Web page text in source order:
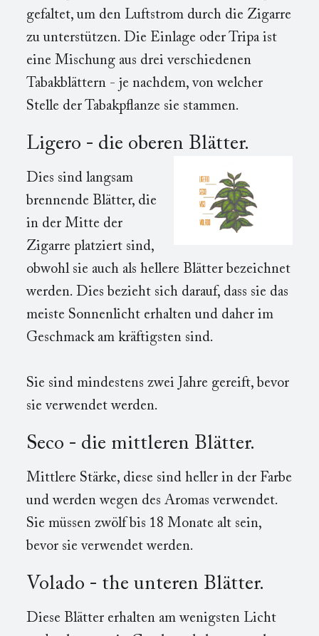
gefaltet, um den Luftstrom durch die Zigarre
zu unterstützen. Die Einlage oder Tripa ist
eine Mischung aus drei verschiedenen
Tabakblättern - je nachdem, von welcher
Stelle der Tabakpflanze sie stammen.
Ligero - die oberen Blätter.
Dies sind langsam
brennende Blätter, die
in der Mitte der
Zigarre platziert sind,
obwohl sie auch als hellere Blätter bezeichnet
werden. Dies bezieht sich darauf, dass sie das
meiste Sonnenlicht erhalten und daher im
Geschmack am kräftigsten sind.
Sie sind mindestens zwei Jahre gereift, bevor
sie verwendet werden.
Seco - die mittleren Blätter.
Mittlere Stärke, diese sind heller in der Farbe
und werden wegen des Aromas verwendet.
Sie müssen zwölf bis 18 Monate alt sein,
bevor sie verwendet werden.
Volado - the unteren Blätter.
Diese Blätter erhalten am wenigsten Licht